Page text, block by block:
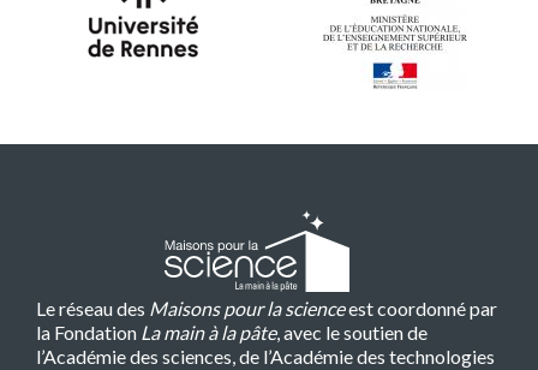
Le réseau des Maisons pour la scienceest coordonné par
la Fondation La main à la pâte, avec le soutien de
l’Académie des sciences, de l’Académie des technologies